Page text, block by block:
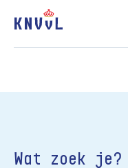
Wat zoek je?